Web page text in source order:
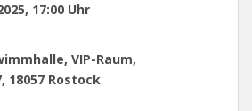
17:00 Uhr
VIP-Raum,
18057 Rostock